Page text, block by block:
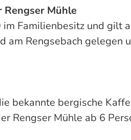
Mühle
Familienbesitz und gilt
am Rengsebach gelegen
bekannte bergische
Rengser Mühle ab 6